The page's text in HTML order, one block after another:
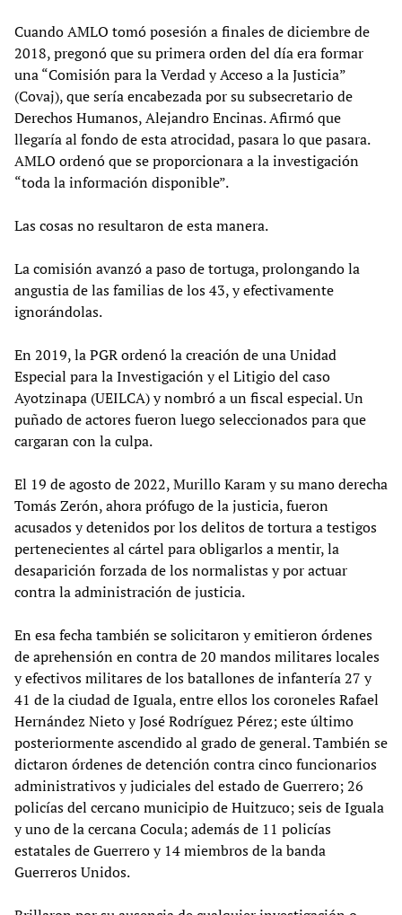
Cuando AMLO tomó posesión a finales de diciembre de
2018, pregonó que su primera orden del día era formar
una “Comisión para la Verdad y Acceso a la Justicia”
(Covaj), que sería encabezada por su subsecretario de
Derechos Humanos, Alejandro Encinas. Afirmó que
llegaría al fondo de esta atrocidad, pasara lo que pasara.
AMLO ordenó que se proporcionara a la investigación
“toda la información disponible”.
Las cosas no resultaron de esta manera.
La comisión avanzó a paso de tortuga, prolongando la
angustia de las familias de los 43, y efectivamente
ignorándolas.
En 2019, la PGR ordenó la creación de una Unidad
Especial para la Investigación y el Litigio del caso
Ayotzinapa (UEILCA) y nombró a un fiscal especial. Un
puñado de actores fueron luego seleccionados para que
cargaran con la culpa.
El 19 de agosto de 2022, Murillo Karam y su mano derecha
Tomás Zerón, ahora prófugo de la justicia, fueron
acusados y detenidos por los delitos de tortura a testigos
pertenecientes al cártel para obligarlos a mentir, la
desaparición forzada de los normalistas y por actuar
contra la administración de justicia.
En esa fecha también se solicitaron y emitieron órdenes
de aprehensión en contra de 20 mandos militares locales
y efectivos militares de los batallones de infantería 27 y
41 de la ciudad de Iguala, entre ellos los coroneles Rafael
Hernández Nieto y José Rodríguez Pérez; este último
posteriormente ascendido al grado de general. También se
dictaron órdenes de detención contra cinco funcionarios
administrativos y judiciales del estado de Guerrero; 26
policías del cercano municipio de Huitzuco; seis de Iguala
y uno de la cercana Cocula; además de 11 policías
estatales de Guerrero y 14 miembros de la banda
Guerreros Unidos.